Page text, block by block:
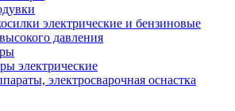
электрические и бензиновые
давления
электрические
электросварочная оснастка